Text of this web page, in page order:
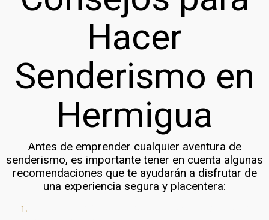
Hacer
Senderismo en
Hermigua
Antes de emprender cualquier aventura de
senderismo, es importante tener en cuenta algunas
recomendaciones que te ayudarán a disfrutar de
una experiencia segura y placentera: